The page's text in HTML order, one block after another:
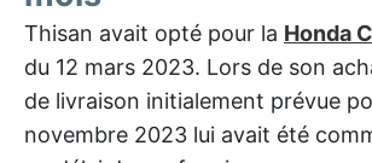
Thisan avait opté pour la Honda
du 12 mars 2023. Lors de son
de livraison initialement prévue
novembre 2023 lui avait été